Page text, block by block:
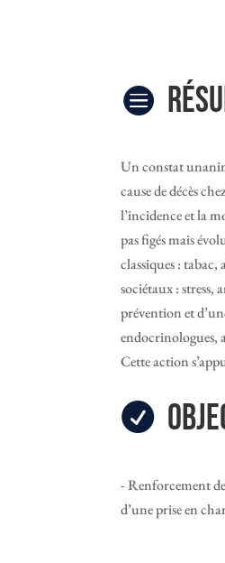

Un constat
cause de décès
l’incidence et la
pas figés mais
classiques :
sociétaux : stress,
prévention et
endocrinologues,
Cette action

- Renforcement
d’une prise en